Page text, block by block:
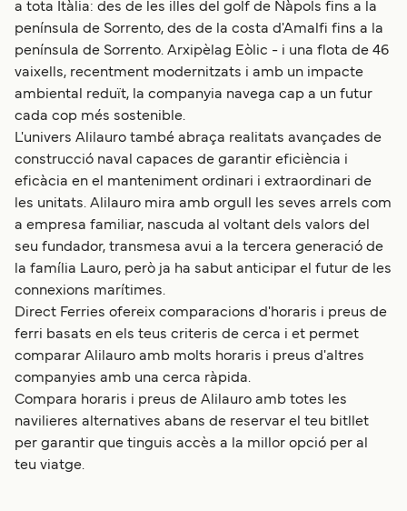
a tota Itàlia: des de les illes del golf de Nàpols fins a la
península de Sorrento, des de la costa d'Amalfi fins a la
península de Sorrento. Arxipèlag Eòlic - i una flota de 46
vaixells, recentment modernitzats i amb un impacte
ambiental reduït, la companyia navega cap a un futur
cada cop més sostenible.
L'univers Alilauro també abraça realitats avançades de
construcció naval capaces de garantir eficiència i
eficàcia en el manteniment ordinari i extraordinari de
les unitats. Alilauro mira amb orgull les seves arrels com
a empresa familiar, nascuda al voltant dels valors del
seu fundador, transmesa avui a la tercera generació de
la família Lauro, però ja ha sabut anticipar el futur de les
connexions marítimes.
Direct Ferries ofereix comparacions d'horaris i preus de
ferri basats en els teus criteris de cerca i et permet
comparar Alilauro amb molts horaris i preus d'altres
companyies amb una cerca ràpida.
Compara horaris i preus de Alilauro amb totes les
navilieres alternatives abans de reservar el teu bitllet
per garantir que tinguis accès a la millor opció per al
teu viatge.